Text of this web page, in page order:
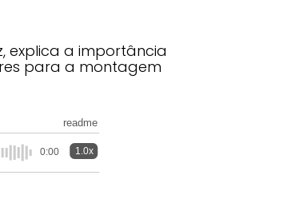
explica a importância
para a montagem
readme
0:00 1.0x